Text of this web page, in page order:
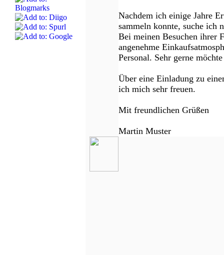
Nachdem ich einige Jahre
sammeln konnte, suche ich
Bei meinen Besuchen ihrer
angenehme
Personal. Sehr gerne
Über eine Einladung zu
ich mich sehr freuen.
Mit freundlichen Grüßen
Martin Muster